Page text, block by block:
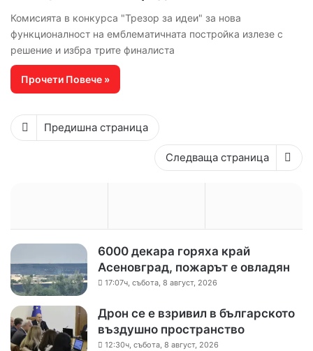
Комисията в конкурса "Трезор за идеи" за нова
функционалност на емблематичната постройка излезе с
решение и избра трите финалиста
Прочети Повече »
Предишна страница
Следваща страница
6000 декара горяха край
Асеновград, пожарът е овладян
17:07ч, събота, 8 август, 2026
Дрон се е взривил в българското
въздушно пространство
12:30ч, събота, 8 август, 2026